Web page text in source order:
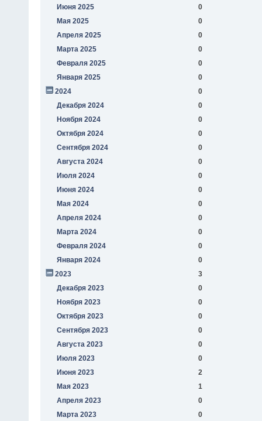
Июня 2025
0
Мая 2025
0
Апреля 2025
0
Марта 2025
0
Февраля 2025
0
Января 2025
0
2024
0
Декабря 2024
0
Ноября 2024
0
Октября 2024
0
Сентября 2024
0
Августа 2024
0
Июля 2024
0
Июня 2024
0
Мая 2024
0
Апреля 2024
0
Марта 2024
0
Февраля 2024
0
Января 2024
0
2023
3
Декабря 2023
0
Ноября 2023
0
Октября 2023
0
Сентября 2023
0
Августа 2023
0
Июля 2023
0
Июня 2023
2
Мая 2023
1
Апреля 2023
0
Марта 2023
0